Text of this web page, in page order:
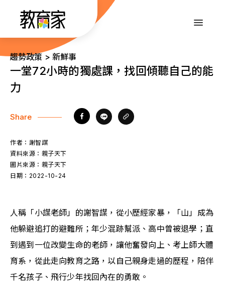
內
::: 趨勢政策 > 新鮮事
一堂72小時的獨處課，找回傾聽自己的能
力
Share
作者： 謝智謀
資料來源： 親子天下
圖片來源： 親子天下
日期： 2022-10-24
人稱「小謀老師」的謝智謀，從小歷經家暴，「山」成為
他躲避追打的避難所；年少混跡幫派、高中曾被退學；直
到遇到一位改變生命的老師，讓他奮發向上、考上師大體
育系，從此走向教育之路，以自己親身走過的歷程，陪伴
千名孩子、飛行少年找回內在的勇敢。